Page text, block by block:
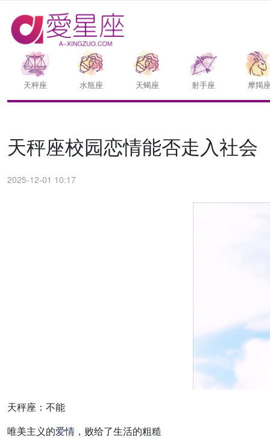
天枰座 水瓶座 天蝎座 射手座 摩羯
天秤座校园恋情能否走入社会
2025-12-01 10:17
天秤座：不能
唯美主义的爱情 ，败给了生活的粗糙